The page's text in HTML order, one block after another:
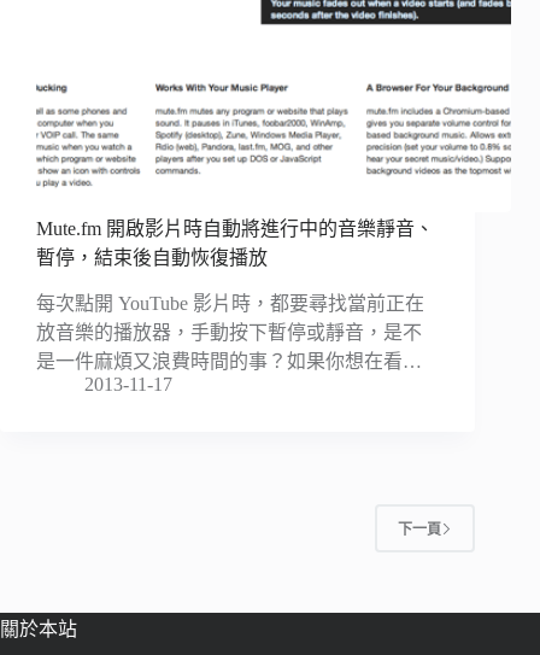
Mute.fm 開啟影片時自動將進行中的音樂靜音、
暫停，結束後自動恢復播放
每次點開 YouTube 影片時，都要尋找當前正在
放音樂的播放器，手動按下暫停或靜音，是不
是一件麻煩又浪費時間的事？如果你想在看…
2013-11-17
下一頁
關於本站